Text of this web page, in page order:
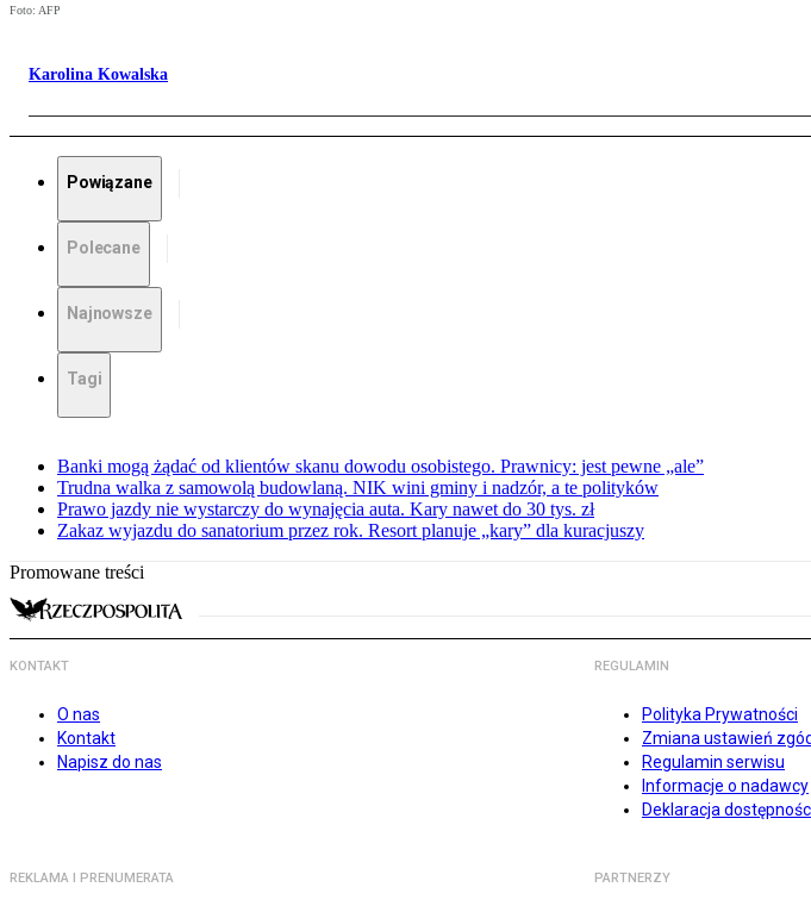
Foto: AFP
Karolina Kowalska
Powiązane
Polecane
Najnowsze
Tagi
Banki mogą żądać od klientów skanu dowodu osobistego. Prawnicy: jest pewne „ale”
Trudna walka z samowolą budowlaną. NIK wini gminy i nadzór, a te polityków
Prawo jazdy nie wystarczy do wynajęcia auta. Kary nawet do 30 tys. zł
Zakaz wyjazdu do sanatorium przez rok. Resort planuje „kary” dla kuracjuszy
Promowane treści
KONTAKT
O nas
Kontakt
Napisz do nas
REGULAMIN
Polityka Prywatności
Zmiana ustawień zgód
Regulamin serwisu
Informacje o nadawcy
Deklaracja
REKLAMA I PRENUMERATA PARTNERZY